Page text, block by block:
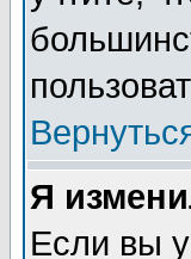
Я
Если вы